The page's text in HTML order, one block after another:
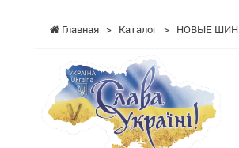
Главная > Каталог > НОВЫЕ